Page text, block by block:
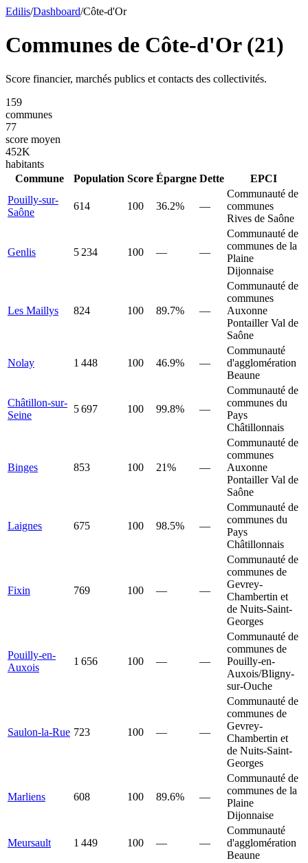
Edilis/Dashboard/Côte-d'Or
Communes de Côte-d'Or(21)
Score financier, marchés publics et contacts des collectivités.
159
communes
77
score moyen
452K
habitants
Commune
Population Score Épargne Dette
EPCI
Pouilly-sur-
Saône
614 100 36.2% —
Communauté de
communes
Rives de Saône
Genlis 5 234 100 — —
Communauté de
communes de la
Plaine
Dijonnaise
Les Maillys 824 100 89.7% —
Communauté de
communes
Auxonne
Pontailler Val de
Saône
Nolay 1 448 100 46.9% —
Communauté
d'agglomération
Beaune
Châtillon-sur-
Seine
5 697 100 99.8% —
Communauté de
communes du
Pays
Châtillonnais
Binges 853 100 21% —
Communauté de
communes
Auxonne
Pontailler Val de
Saône
Laignes 675 100 98.5% —
Communauté de
communes du
Pays
Châtillonnais
Fixin 769 100 — —
Communauté de
communes de
Gevrey-
Chambertin et
de Nuits-Saint-
Georges
Pouilly-en-
Auxois
1 656 100 — —
Communauté de
communes de
Pouilly-en-
Auxois/Bligny-
sur-Ouche
Saulon-la-Rue 723 100 — —
Communauté de
communes de
Gevrey-
Chambertin et
de Nuits-Saint-
Georges
Marliens 608 100 89.6% —
Communauté de
communes de la
Plaine
Dijonnaise
Meursault 1 449 100 — —
Communauté
d'agglomération
Beaune